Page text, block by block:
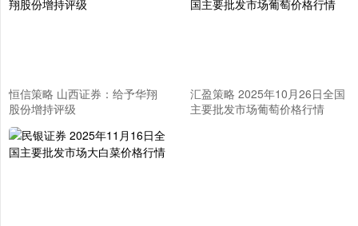
恒信策略 山西证券：给予华翔
股份增持评级
汇盈策略 2025年10月26日全国
主要批发市场葡萄价格行情